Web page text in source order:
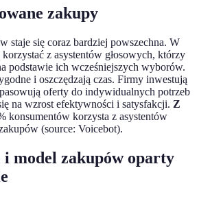
zakupy
staje się coraz bardziej powszechna. W
z asystentów głosowych, którzy
podstawie ich wcześniejszych wyborów.
i oszczędzają czas. Firmy inwestują
oferty do indywidualnych potrzeb
na wzrost efektywności i satysfakcji. Z
konsumentów korzysta z asystentów
(source: Voicebot).
i model zakupów oparty